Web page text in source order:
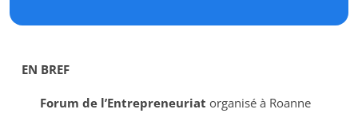
EN BREF
Forum de l’Entrepreneuriat organisé à Roanne